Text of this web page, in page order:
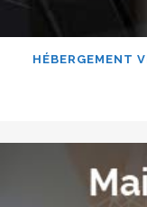
HÉBERGEMENT